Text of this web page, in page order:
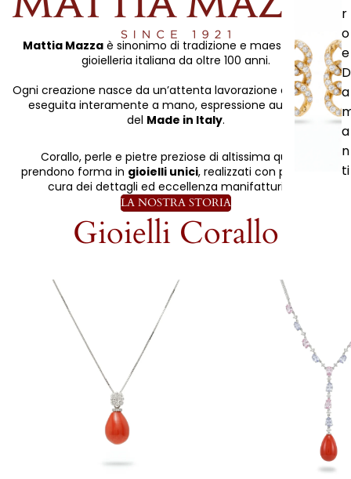
r
o
e
a
a
n
ti
Mattia Mazza è sinonimo di tradizione e maestria nella
gioielleria italiana da oltre 100 anni.
Ogni creazione nasce da un’attenta lavorazione artigianale
eseguita interamente a mano, espressione autentica
del Made in Italy.
Corallo, perle e pietre preziose di altissima qualità
prendono forma in gioielli unici, realizzati con passione,
cura dei dettagli ed eccellenza manifatturiera.
LA NOSTRA STORIA
Gioielli Corallo